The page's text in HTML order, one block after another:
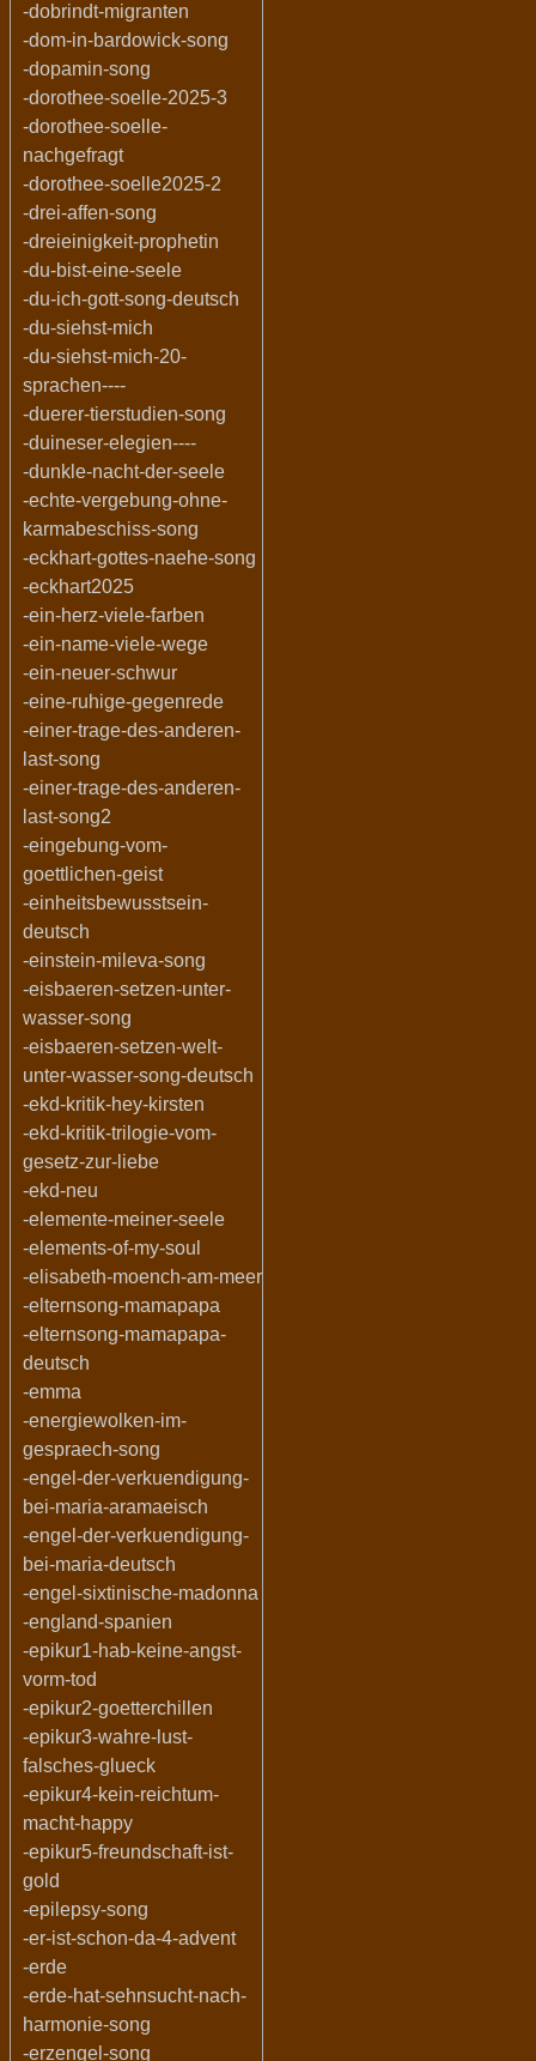
-dobrindt-migranten
-dom-in-bardowick-song
-dopamin-song
-dorothee-soelle-2025-3
-dorothee-soelle-
nachgefragt
-dorothee-soelle2025-2
-drei-affen-song
-dreieinigkeit-prophetin
-du-bist-eine-seele
-du-ich-gott-song-deutsch
-du-siehst-mich
-du-siehst-mich-20-
sprachen----
-duerer-tierstudien-song
-duineser-elegien----
-dunkle-nacht-der-seele
-echte-vergebung-ohne-
karmabeschiss-song
-eckhart-gottes-naehe-song
-eckhart2025
-ein-herz-viele-farben
-ein-name-viele-wege
-ein-neuer-schwur
-eine-ruhige-gegenrede
-einer-trage-des-anderen-
last-song
-einer-trage-des-anderen-
last-song2
-eingebung-vom-
goettlichen-geist
-einheitsbewusstsein-
deutsch
-einstein-mileva-song
-eisbaeren-setzen-unter-
wasser-song
-eisbaeren-setzen-welt-
unter-wasser-song-deutsch
-ekd-kritik-hey-kirsten
-ekd-kritik-trilogie-vom-
gesetz-zur-liebe
-ekd-neu
-elemente-meiner-seele
-elements-of-my-soul
-elisabeth-moench-am-meer
-elternsong-mamapapa
-elternsong-mamapapa-
deutsch
-emma
-energiewolken-im-
gespraech-song
-engel-der-verkuendigung-
bei-maria-aramaeisch
-engel-der-verkuendigung-
bei-maria-deutsch
-engel-sixtinische-madonna
-england-spanien
-epikur1-hab-keine-angst-
vorm-tod
-epikur2-goetterchillen
-epikur3-wahre-lust-
falsches-glueck
-epikur4-kein-reichtum-
macht-happy
-epikur5-freundschaft-ist-
gold
-epilepsy-song
-er-ist-schon-da-4-advent
-erde
-erde-hat-sehnsucht-nach-
harmonie-song
-erzengel-song